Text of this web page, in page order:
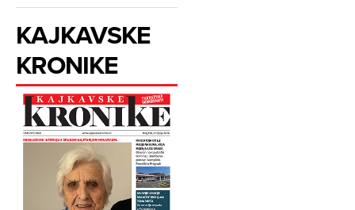
KAJKAVSKE
KRONIKE